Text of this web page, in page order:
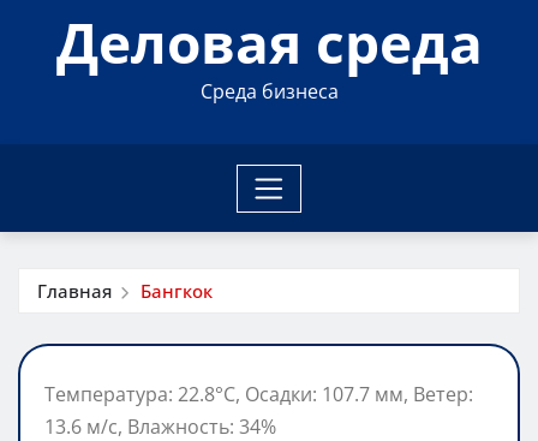
Деловая среда
Среда бизнеса
Главная Бангкок
Температура: 22.8°C, Осадки: 107.7 мм, Ветер:
13.6 м/с, Влажность: 34%